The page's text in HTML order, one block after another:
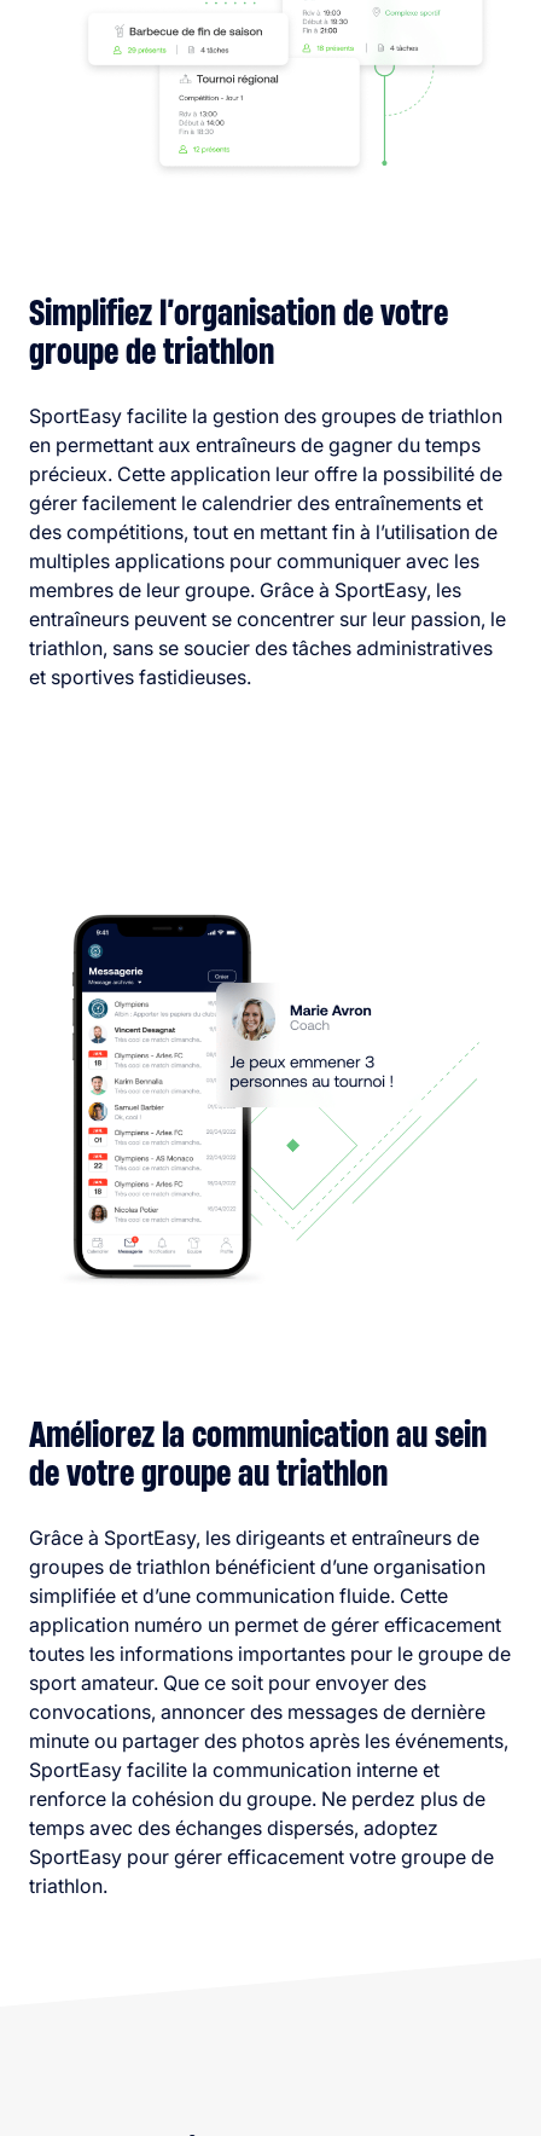
Simplifiez l’organisation de votre
groupe de triathlon
SportEasy facilite la gestion des groupes de triathlon
en permettant aux entraîneurs de gagner du temps
précieux. Cette application leur offre la possibilité de
gérer facilement le calendrier des entraînements et
des compétitions, tout en mettant fin à l’utilisation de
multiples applications pour communiquer avec les
membres de leur groupe. Grâce à SportEasy, les
entraîneurs peuvent se concentrer sur leur passion, le
triathlon, sans se soucier des tâches administratives
et sportives fastidieuses.
Améliorez la communication au sein
de votre groupe au triathlon
Grâce à SportEasy, les dirigeants et entraîneurs de
groupes de triathlon bénéficient d’une organisation
simplifiée et d’une communication fluide. Cette
application numéro un permet de gérer efficacement
toutes les informations importantes pour le groupe de
sport amateur. Que ce soit pour envoyer des
convocations, annoncer des messages de dernière
minute ou partager des photos après les événements,
SportEasy facilite la communication interne et
renforce la cohésion du groupe. Ne perdez plus de
temps avec des échanges dispersés, adoptez
SportEasy pour gérer efficacement votre groupe de
triathlon.